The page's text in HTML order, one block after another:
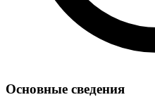
Основные сведения